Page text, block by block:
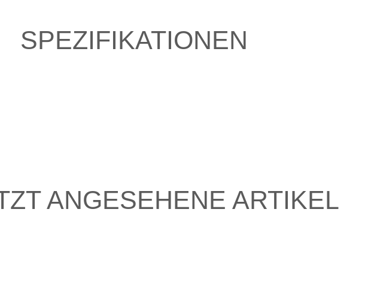
SPEZIFIKATIONEN
ANGESEHENE ARTIKEL